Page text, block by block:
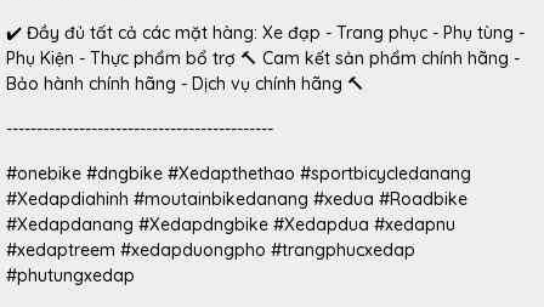
✔️ Đầy đủ tất cả các mặt hàng: Xe đạp - Trang phục - Phụ tùng -
Phụ Kiện - Thực phẩm bổ trợ 🔨 Cam kết sản phẩm chính hãng -
Bảo hành chính hãng - Dịch vụ chính hãng 🔨
--------------------------------------------
#onebike #dngbike #Xedapthethao #sportbicycledanang
#Xedapdiahinh #moutainbikedanang #xedua #Roadbike
#Xedapdanang #Xedapdngbike #Xedapdua #xedapnu
#xedaptreem #xedapduongpho #trangphucxedap
#phutungxedap